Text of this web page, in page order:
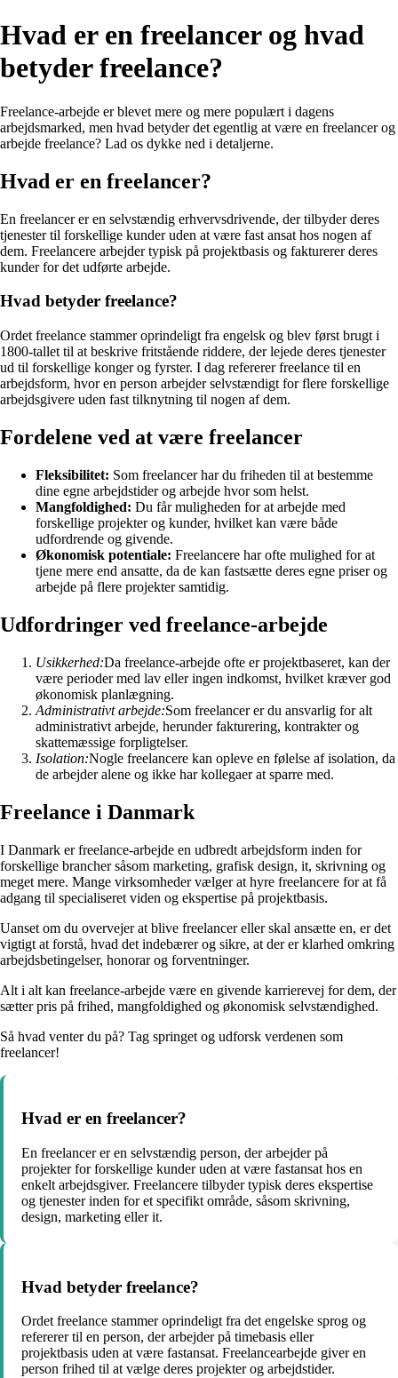
Hvad er en freelancer og hvad
betyder freelance?
Freelance-arbejde er blevet mere og mere populært i dagens
arbejdsmarked, men hvad betyder det egentlig at være en freelancer og
arbejde freelance? Lad os dykke ned i detaljerne.
Hvad er en freelancer?
En freelancer er en selvstændig erhvervsdrivende, der tilbyder deres
tjenester til forskellige kunder uden at være fast ansat hos nogen af
dem. Freelancere arbejder typisk på projektbasis og fakturerer deres
kunder for det udførte arbejde.
Hvad betyder freelance?
Ordet freelance stammer oprindeligt fra engelsk og blev først brugt i
1800-tallet til at beskrive fritstående riddere, der lejede deres tjenester
ud til forskellige konger og fyrster. I dag refererer freelance til en
arbejdsform, hvor en person arbejder selvstændigt for flere forskellige
arbejdsgivere uden fast tilknytning til nogen af dem.
Fordelene ved at være freelancer
Fleksibilitet: Som freelancer har du friheden til at bestemme
dine egne arbejdstider og arbejde hvor som helst.
Mangfoldighed: Du får muligheden for at arbejde med
forskellige projekter og kunder, hvilket kan være både
udfordrende og givende.
Økonomisk potentiale: Freelancere har ofte mulighed for at
tjene mere end ansatte, da de kan fastsætte deres egne priser og
arbejde på flere projekter samtidig.
Udfordringer ved freelance-arbejde
Usikkerhed:Da freelance-arbejde ofte er projektbaseret, kan der
være perioder med lav eller ingen indkomst, hvilket kræver god
økonomisk planlægning.
Administrativt arbejde:Som freelancer er du ansvarlig for alt
administrativt arbejde, herunder fakturering, kontrakter og
skattemæssige forpligtelser.
Isolation:Nogle freelancere kan opleve en følelse af isolation, da
de arbejder alene og ikke har kollegaer at sparre med.
Freelance i Danmark
I Danmark er freelance-arbejde en udbredt arbejdsform inden for
forskellige brancher såsom marketing, grafisk design, it, skrivning og
meget mere. Mange virksomheder vælger at hyre freelancere for at få
adgang til specialiseret viden og ekspertise på projektbasis.
Uanset om du overvejer at blive freelancer eller skal ansætte en, er det
vigtigt at forstå, hvad det indebærer og sikre, at der er klarhed omkring
arbejdsbetingelser, honorar og forventninger.
Alt i alt kan freelance-arbejde være en givende karrierevej for dem, der
sætter pris på frihed, mangfoldighed og økonomisk selvstændighed.
Så hvad venter du på? Tag springet og udforsk verdenen som
freelancer!
Hvad er en freelancer?
En freelancer er en selvstændig person, der arbejder på
projekter for forskellige kunder uden at være fastansat hos en
enkelt arbejdsgiver. Freelancere tilbyder typisk deres ekspertise
og tjenester inden for et specifikt område, såsom skrivning,
design, marketing eller it.
Hvad betyder freelance?
Ordet freelance stammer oprindeligt fra det engelske sprog og
refererer til en person, der arbejder på timebasis eller
projektbasis uden at være fastansat. Freelancearbejde giver en
person frihed til at vælge deres projekter og arbejdstider.